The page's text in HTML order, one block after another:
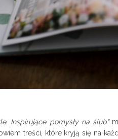
Inspirujące pomysły na ślub"
treści, które kryją się na